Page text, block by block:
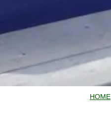
HOME